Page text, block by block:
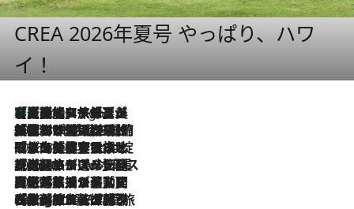
CREA 2026年夏号 やっぱり、ハワ
イ！
5 Hours Ago
【厳選旅コスメ】「多機能アイテムがメイン！」旅好き美容エディターが選んだ夏旅ベストコスメを発表【Mサイズジップ】
2026.8.6
「荷物が増えるほど旅ストレスは増す」美容ジャーナリストがたどり着いた最終結論。“化粧品を劇的に減らす”感動の凝縮美容とは
2026.8.6
「旅先には金髪ウィッグを持参」日本と同じメイクでは損してる!? 美容ジャーナリストが提案する“掟破りの旅美容”とは
2026.8.6
【厳選旅コスメ】「身軽さ＆UV対策重視！」ヘアアーティストshucoが選んだ夏旅ベストコスメを発表【Mサイズジップ】
2026.8.5
【厳選旅コスメ】国内をあちこち移動する河井菜摘が選んだ夏旅ベストコスメ発表！「リラックスアイテムはマスト」【Mサイズジップ】
2026.8.4
【厳選旅コスメ】「紫外線＆乾燥対策しながらメイク感も！」ヘア＆メイクGeorgeが選んだ夏旅ベストコスメを発表！【Mサイズジップ】